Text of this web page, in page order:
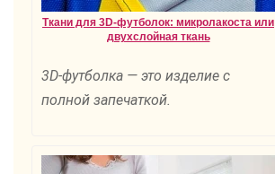
Ткани для 3D-футболок: микролакоста или
двухслойная ткань
3D-футболка — это изделие с
полной запечаткой.